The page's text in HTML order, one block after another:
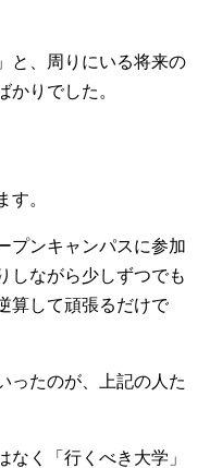
と、周りにいる将来の
かりでした。
す。
プンキャンパスに参加
しながら少しずつでも
算して頑張るだけで
ったのが、上記の人た
く「行くべき大学」